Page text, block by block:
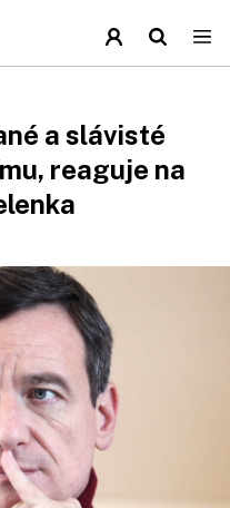
a slávisté
reaguje na